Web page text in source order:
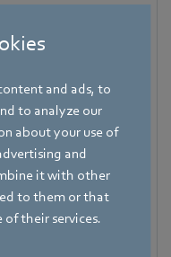
and ads, to
to analyze our
about your use of
and
it with other
to them or that
of their services.